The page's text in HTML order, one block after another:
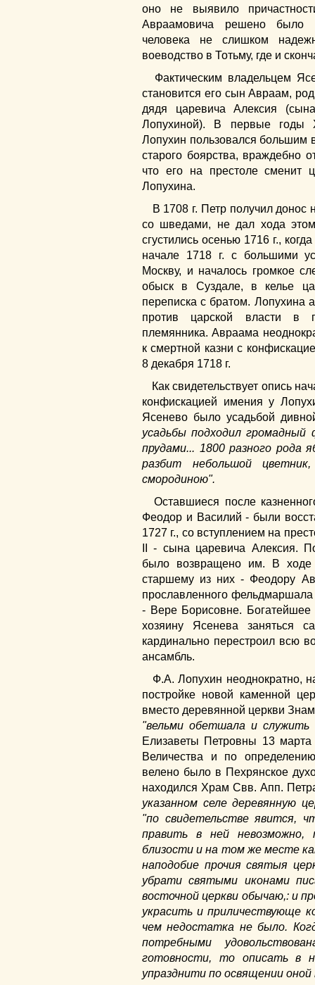
оно не выявило
Авраамовича решено было
человека не слишком
воеводство в Тотьму, где и
Фактическим владельцем
становится его сын Авраам,
дядя царевича Алексия
Лопухиной). В первые годы
Лопухин пользовался большим
старого боярства, враждебно
что его на престоле сменит
Лопухина.
В 1708 г. Петр получил
со шведами, не дал хода
сгустились осенью 1716 г.,
начале 1718 г. с большими
Москву, и началось громкое
обыск в Суздале, в келье
переписка с братом. Лопухина
против царской власти в
племянника. Авраама
к смертной казни с
8 декабря 1718 г.
Как свидетельствует опись
конфискацией имения у
Ясенево было усадьбой
усадьбы подходил
прудами... 1800 разного рода
разбит небольшой
смородиною".
Оставшиеся после
Феодор и Василий - были
1727 г., со вступлением на
II - сына царевича Алексия.
было возвращено им. В ходе
старшему из них - Феодору
прославленного
- Вере Борисовне. Богатейшее
хозяину Ясенева заняться
кардинально перестроил всю
ансамбль.
Ф.А. Лопухин неоднократно,
постройке новой каменной
вместо деревянной церкви
"вельми обетшала и служить
Елизаветы Петровны 13
Величества и по
велено было в Пехрянское
находился Храм Свв. Апп.
указанном селе деревянную
"по свидетельстве явится,
править в ней
близости и на том же месте
наподобие прочия святыя
убрати святыми иконами
восточной церкви обычаю,: и
украсить и приличествующе
чем недостатка не было.
потребными
готовности, то описать в
упразднити по освящении оной